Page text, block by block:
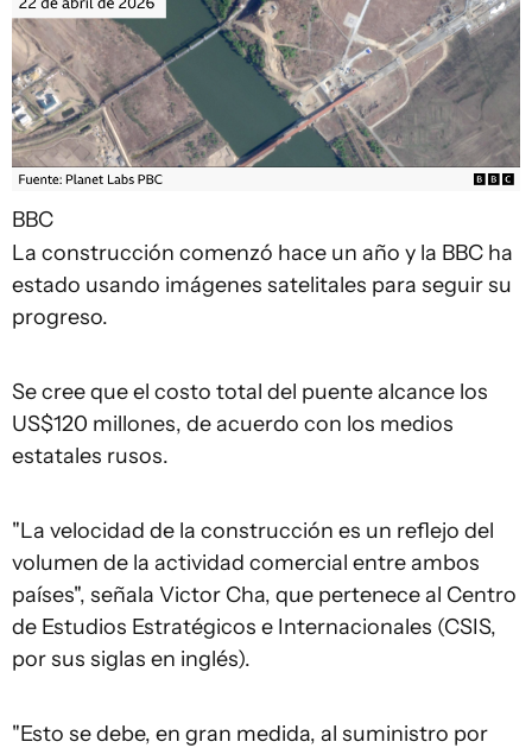
BBC
La construcción comenzó hace un año y la BBC ha
estado usando imágenes satelitales para seguir su
progreso.
Se cree que el costo total del puente alcance los
US$120 millones, de acuerdo con los medios
estatales rusos.
"La velocidad de la construcción es un reflejo del
volumen de la actividad comercial entre ambos
países", señala Victor Cha, que pertenece al Centro
de Estudios Estratégicos e Internacionales (CSIS,
por sus siglas en inglés).
"Esto se debe, en gran medida, al suministro por